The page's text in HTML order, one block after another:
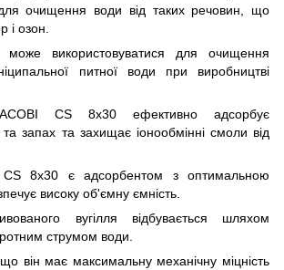
для очищення води від таких речовин, що
і озон.
може використовуватися для очищення
питної води при виробництві
CS 8x30 ефективно адсорбує
запах та захищає іонообмінні смоли від
CS 8x30 є адсорбентом з оптимальною
високу об'ємну ємність.
вугілля відбувається шляхом
струмом води.
він має максимальну механічну міцність